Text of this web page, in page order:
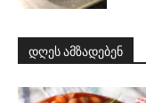
დღეს ამზადებენ